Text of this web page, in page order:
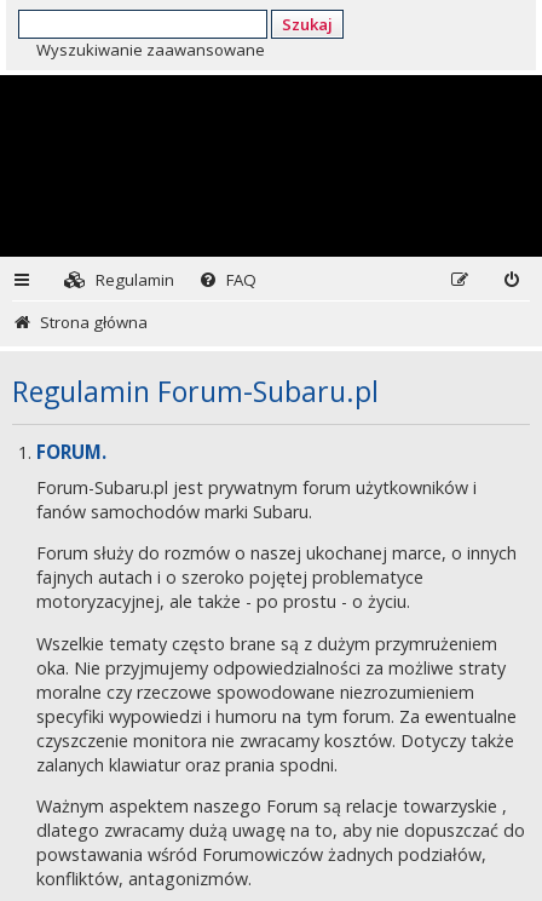
Szukaj
Wyszukiwanie zaawansowane
Regulamin
FAQ
Strona główna
Regulamin Forum-Subaru.pl
FORUM.
Forum-Subaru.pl jest prywatnym forum użytkowników i
fanów samochodów marki Subaru.
Forum służy do rozmów o naszej ukochanej marce, o innych
fajnych autach i o szeroko pojętej problematyce
motoryzacyjnej, ale także - po prostu - o życiu.
Wszelkie tematy często brane są z dużym przymrużeniem
oka. Nie przyjmujemy odpowiedzialności za możliwe straty
moralne czy rzeczowe spowodowane niezrozumieniem
specyfiki wypowiedzi i humoru na tym forum. Za ewentualne
czyszczenie monitora nie zwracamy kosztów. Dotyczy także
zalanych klawiatur oraz prania spodni.
Ważnym aspektem naszego Forum są relacje towarzyskie ,
dlatego zwracamy dużą uwagę na to, aby nie dopuszczać do
powstawania wśród Forumowiczów żadnych podziałów,
konfliktów, antagonizmów.